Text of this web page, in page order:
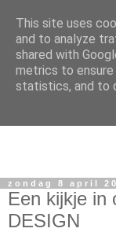
zondag 8 april
Een kijkje in
DESIGN
This site uses
and to analyze
shared with
metrics to
statistics, and to